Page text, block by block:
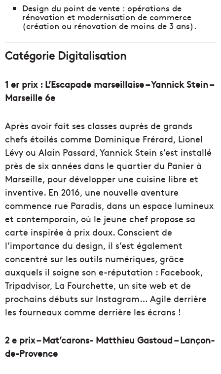
Design du point de vente : opérations de
rénovation et modernisation de commerce
(création ou rénovation de moins de 3 ans).
Catégorie Digitalisation
1 er prix : L’Escapade marseillaise – Yannick Stein –
Marseille 6e
Après avoir fait ses classes auprès de grands
chefs étoilés comme Dominique Frérard, Lionel
Lévy ou Alain Passard, Yannick Stein s’est installé
près de six années dans le quartier du Panier à
Marseille, pour développer une cuisine libre et
inventive. En 2016, une nouvelle aventure
commence rue Paradis, dans un espace lumineux
et contemporain, où le jeune chef propose sa
carte inspirée à prix doux. Conscient de
l’importance du design, il s’est également
concentré sur les outils numériques, grâce
auxquels il soigne son e-réputation : Facebook,
Tripadvisor, La Fourchette, un site web et de
prochains débuts sur Instagram… Agile derrière
les fourneaux comme derrière les écrans !
2 e prix – Mat’carons- Matthieu Gastoud – Lançon-
de-Provence